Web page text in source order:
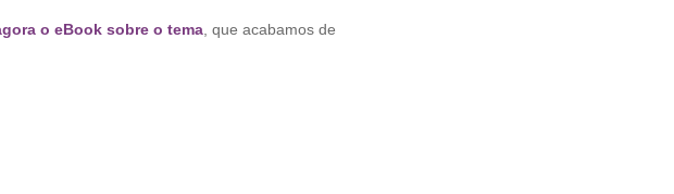
o eBook sobre o tema , que acabamos de